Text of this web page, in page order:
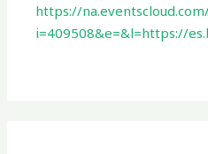
https://
i=409508&e=&l=https://